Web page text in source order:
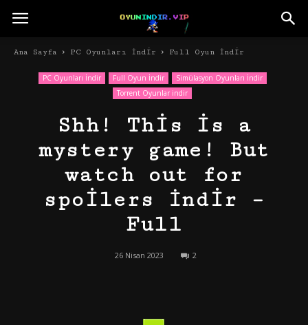
Ana Sayfa PC Oyunları İndir Full Oyun İndir
PC Oyunları İndir Full Oyun İndir
Simülasyon Oyunları İndir
Torrent Oyunlar indir
Shh! This is a
mystery game! But
watch out for
spoilers İndir –
Full
26 Nisan 2023 2